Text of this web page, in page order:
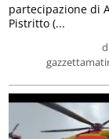
partecipazione di
Pistritto (...